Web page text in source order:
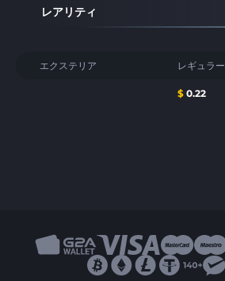
レアリティ
エクステリア レギュラー
$ 0.22